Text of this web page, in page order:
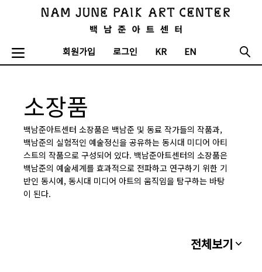
회원가입 로그인 KR EN
소장품
백남준아트센터 소장품은 백남준 및 동료 작가들의 작품과,
백남준의 실험적인 예술정신을 공유하는 동시대 미디어 아티
스트의 작품으로 구성되어 있다. 백남준아트센터의 소장품은
백남준의 예술세계를 효과적으로 전파하고 연구하기 위한 기
반인 동시에, 동시대 미디어 아트의 움직임을 탐구하는 바탕
이 된다.
전체보기